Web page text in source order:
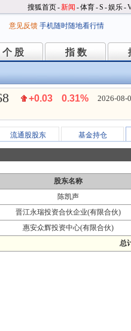
搜狐首页-新闻 -体育-S -娱乐-
意见反馈 手机随时随地看行情
个 股
个 股 指 数
指 数
+0.03 0.31% 2026-08-
流通股股东 基金持仓
股东名称
陈凯声
晋江永瑞投资合伙企业(有限合伙)
惠安众辉投资中心(有限合伙)
总